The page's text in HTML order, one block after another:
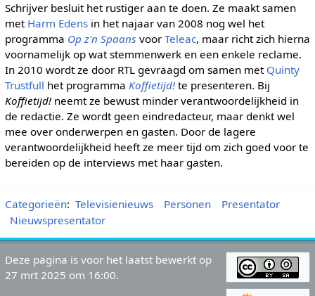
Schrijver besluit het rustiger aan te doen. Ze maakt samen
met Harm Edensin het najaar van 2008 nog wel het
programma Op z'n Spaans voor Teleac, maar richt zich hierna
voornamelijk op wat stemmenwerk en een enkele reclame.
In 2010 wordt ze door RTL gevraagd om samen met Quinty
Trustfull het programma Koffietijd!te presenteren. Bij
Koffietijd!neemt ze bewust minder verantwoordelijkheid in
de redactie. Ze wordt geen eindredacteur, maar denkt wel
mee over onderwerpen en gasten. Door de lagere
verantwoordelijkheid heeft ze meer tijd om zich goed voor te
bereiden op de interviews met haar gasten.
Categorieën: Televisienieuws Personen
Presentator
Nieuwspresentator
Deze pagina is voor het laatst bewerkt op
27 mrt 2025 om 16:00.